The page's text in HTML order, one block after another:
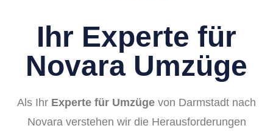
Ihr Experte für
Novara Umzüge
Als Ihr Experte für Umzüge von Darmstadt nach
Novara verstehen wir die Herausforderungen